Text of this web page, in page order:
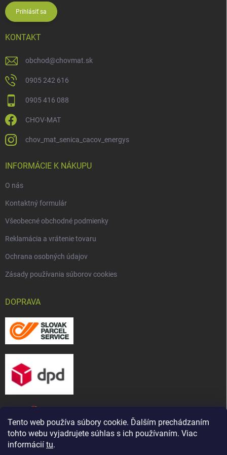
Tento web používa súbory cookie. Ďalším prechádzaním
tohto webu vyjadrujete súhlas s ich používaním. Viac
informácií tu.
Prihlásiť sa
KONTAKT
obchod@chovmat.sk
0905 242 616
0905 416 088
CHOV-MAT
chov_mat_senica_cacov_energys
INFORMÁCIE K NÁKUPU
O nás
Kontaktný formulár
Všeobecné obchodné podmienky
Reklamácia a vrátenie tovaru
Ochrana osobných údajov
Zásady používania súborov cookies
DOPRAVA